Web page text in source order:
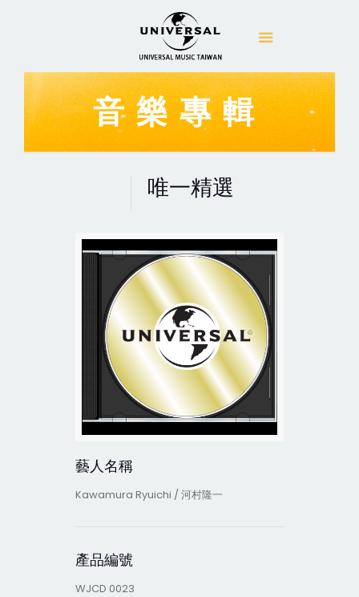
音樂專輯
唯一精選
藝人名稱
Kawamura Ryuichi / 河村隆一
產品編號
WJCD 0023